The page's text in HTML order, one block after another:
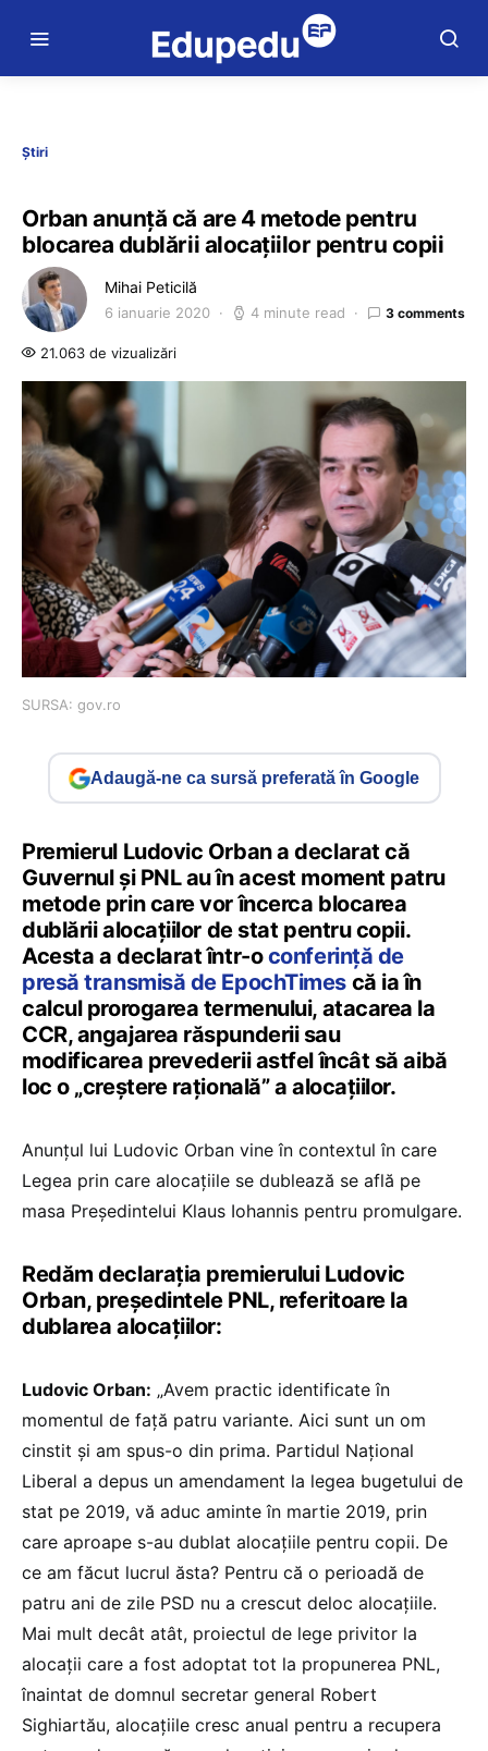
Știri
Orban anunță că are 4 metode pentru
blocarea dublării alocațiilor pentru copii
Mihai Peticilă
6 ianuarie 2020 4 minute read 3 comments
21.063 de vizualizări
SURSA: gov.ro
Adaugă-ne ca sursă preferată în Google
Premierul Ludovic Orban a declarat că
Guvernul și PNL au în acest moment patru
metode prin care vor încerca blocarea
dublării alocațiilor de stat pentru copii.
Acesta a declarat într-oconferință de
presă transmisă de EpochTimescă ia în
calcul prorogarea termenului, atacarea la
CCR, angajarea răspunderii sau
modificarea prevederii astfel încât să aibă
loc o „creștere rațională” a alocațiilor.
Anunțul lui Ludovic Orban vine în contextul în care
Legea prin care alocațiile se dublează se află pe
masa Președintelui Klaus Iohannis pentru promulgare.
Redăm declarația premierului Ludovic
Orban, președintele PNL, referitoare la
dublarea alocațiilor:
Ludovic Orban: „Avem practic identificate în
momentul de față patru variante. Aici sunt un om
cinstit și am spus-o din prima. Partidul Național
Liberal a depus un amendament la legea bugetului de
stat pe 2019, vă aduc aminte în martie 2019, prin
care aproape s-au dublat alocațiile pentru copii. De
ce am făcut lucrul ăsta? Pentru că o perioadă de
patru ani de zile PSD nu a crescut deloc alocațiile.
Mai mult decât atât, proiectul de lege privitor la
alocații care a fost adoptat tot la propunerea PNL,
înaintat de domnul secretar general Robert
Sighiartău, alocațiile cresc anual pentru a recupera